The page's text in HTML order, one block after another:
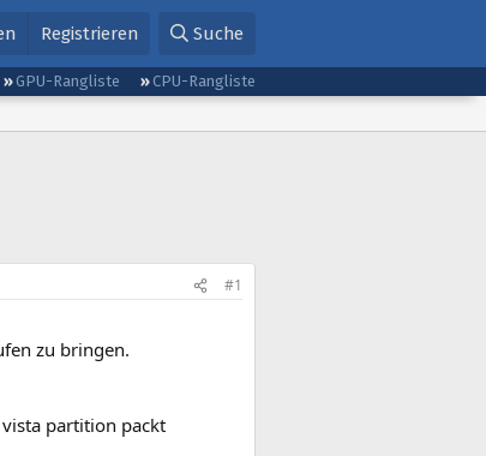
Registrieren Suche
GPU-Rangliste
CPU-Rangliste
#1
zu bringen.
partition packt